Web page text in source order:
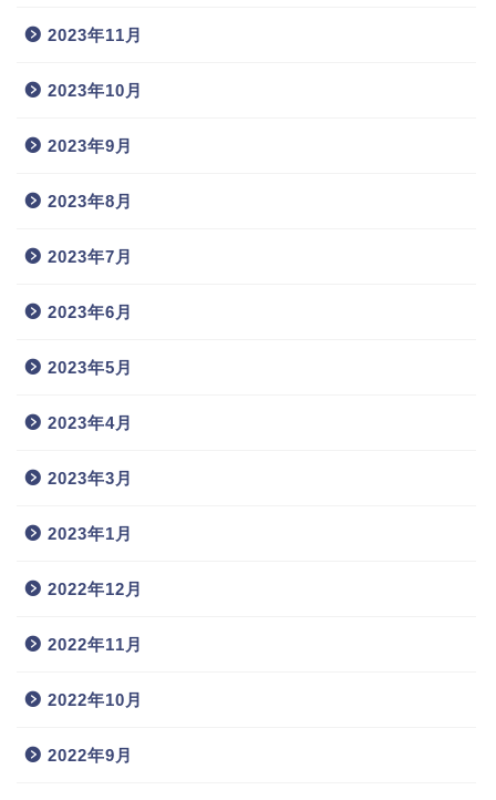
2023年11月
2023年10月
2023年9月
2023年8月
2023年7月
2023年6月
2023年5月
2023年4月
2023年3月
2023年1月
2022年12月
2022年11月
2022年10月
2022年9月